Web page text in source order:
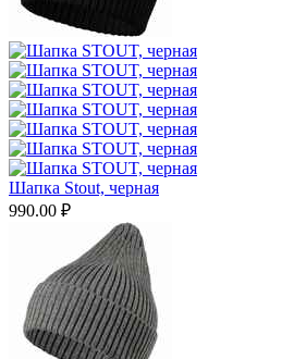
Шапка Stout, черная
990.00 ₽